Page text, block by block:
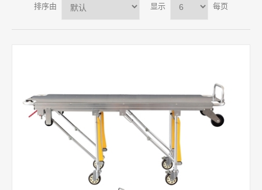
排序由 显示 每页